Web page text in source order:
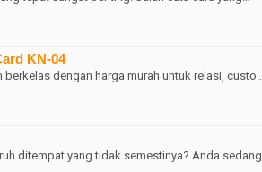
KN-04
dengan harga murah untuk relasi,
ditempat yang tidak semestinya? Anda sedang